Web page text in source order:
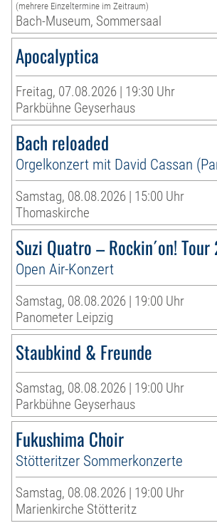
(mehrere Einzeltermine im Zeitraum)
Bach-Museum, Sommersaal
Apocalyptica
Freitag, 07.08.2026 | 19:30 Uhr
Parkbühne Geyserhaus
Bach reloaded
Orgelkonzert mit David Cassan
Samstag, 08.08.2026 | 15:00 Uhr
Thomaskirche
Suzi Quatro – Rockin´on!
Open Air-Konzert
Samstag, 08.08.2026 | 19:00 Uhr
Panometer Leipzig
Staubkind & Freunde
Samstag, 08.08.2026 | 19:00 Uhr
Parkbühne Geyserhaus
Fukushima Choir
Stötteritzer Sommerkonzerte
Samstag, 08.08.2026 | 19:00 Uhr
Marienkirche Stötteritz